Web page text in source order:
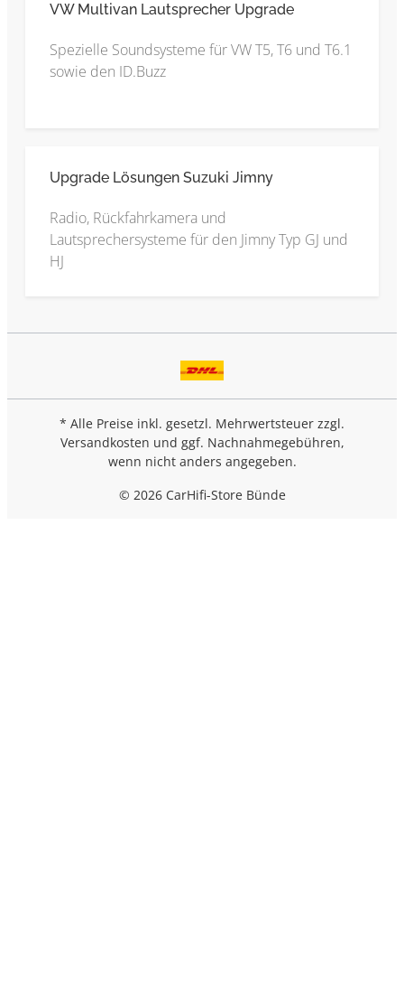
VW Multivan Lautsprecher Upgrade
Spezielle Soundsysteme für VW T5, T6 und T6.1
sowie den ID.Buzz
Upgrade Lösungen Suzuki Jimny
Radio, Rückfahrkamera und
Lautsprechersysteme für den Jimny Typ GJ und
HJ
* Alle Preise inkl. gesetzl. Mehrwertsteuer zzgl.
Versandkosten und ggf. Nachnahmegebühren,
wenn nicht anders angegeben.
© 2026 CarHifi-Store Bünde